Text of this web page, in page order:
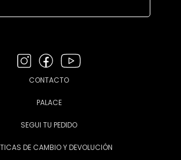
CONTACTO
PALACE
SEGUI TU PEDIDO
DE CAMBIO Y DEVOLUCIÓN